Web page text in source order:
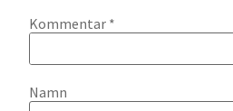
Kommentar *
Namn